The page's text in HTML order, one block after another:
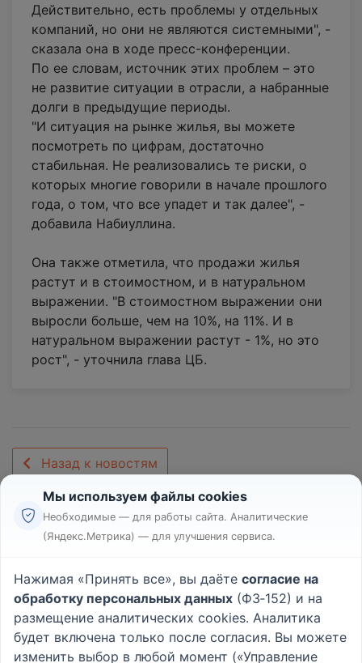
Действительно, есть проблемы у отдельных
компаний, но они не являются системными", -
сказала она в ходе пресс-конференции.
По ее словам, источник этих проблем – это
не развитие ситуации в отрасли, а набранные
долги в предыдущие периоды.
"И ситуация на рынке жилья, вы можете
посмотреть по цифрам, достаточно
стабильная. Не реализовались те риски, о
которых многие говорили в начале прошлого
года, о том, что все упадет и так далее", -
добавила Набиуллина.
Она также отметила, что продажи жилья
растут и в стоимостном, и в натуральном
выражении. "В стоимостном выражении они
выросли больше, чем на 10%, на 11%. И в
натуральном выражении растут - 1%, но это
рост", - уточнила глава ЦБ.
Назад к новостям
Реклама
Пользовательское соглашение
Политика конфиденциальности
Вопрос - Ответ|О проекте
Мы используем файлы cookies
Необходимые — для работы сайта. Аналитические
(Яндекс.Метрика) — для улучшения сервиса.
Нажимая «Принять все», вы даёте согласие на
обработку персональных данных (ФЗ‑152) и на
размещение аналитических cookies. Аналитика
будет включена только после согласия. Вы можете
изменить выбор в любой момент («Управление